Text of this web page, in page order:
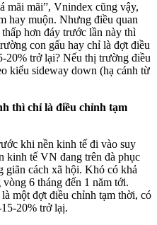
mãi mãi”, Vnindex cũng vậy,
hay muộn. Nhưng điều quan
hơn đáy trước lần này thì
con gấu hay chỉ là đợt điều
20% trở lại? Nếu thị trường điều
kiểu sideway down (hạ cánh từ
thì chỉ là điều chỉnh tạm
khi nền kinh tế đi vào suy
kinh tế VN đang trên đà phục
giãn cách xã hội. Khó có khả
6 tháng đến 1 năm tới.
một đợt điều chỉnh tạm thời, có
20% trở lạị.